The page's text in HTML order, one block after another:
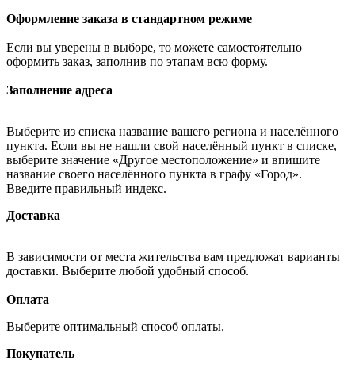
Оформление заказа в стандартном режиме
Если вы уверены в выборе, то можете самостоятельно
оформить заказ, заполнив по этапам всю форму.
Заполнение адреса
Выберите из списка название вашего региона и населённого
пункта. Если вы не нашли свой населённый пункт в списке,
выберите значение «Другое местоположение» и впишите
название своего населённого пункта в графу «Город».
Введите правильный индекс.
Доставка
В зависимости от места жительства вам предложат варианты
доставки. Выберите любой удобный способ.
Оплата
Выберите оптимальный способ оплаты.
Покупатель